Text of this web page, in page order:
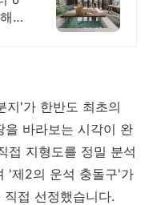
'가 한반도 최초의
을 바라보는 시각이 완
접 지형도를 정밀 분석
'제2의 운석 충돌구'가
접 선정했습니다.